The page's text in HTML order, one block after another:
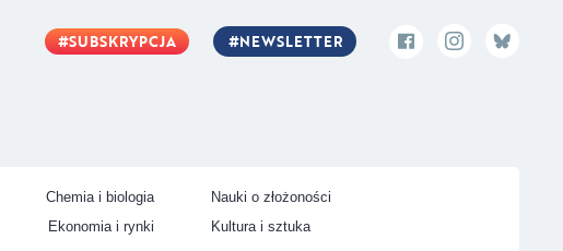
SUBSKRYPCJA NEWSLETTER
Chemia i biologia
Nauki o złożoności
Ekonomia i rynki Kultura i sztuka